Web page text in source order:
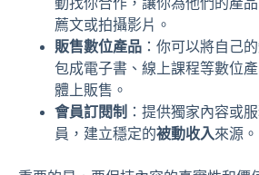
薦文或拍攝影片。
販售數位產品 ：你可以將自己
包成電子書、線上課程等數位
體上販售。
會員訂閱制 ：提供獨家內容或
員，建立穩定的被動收入來源。